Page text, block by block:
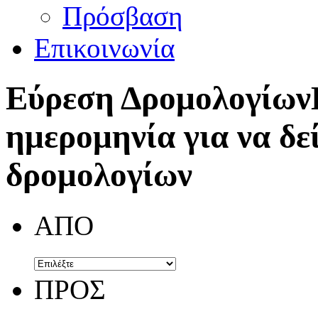
Πρόσβαση
Επικοινωνία
Εύρεση Δρομολογίων
ημερομηνία για να
δρομολογίων
ΑΠΟ
ΠΡΟΣ